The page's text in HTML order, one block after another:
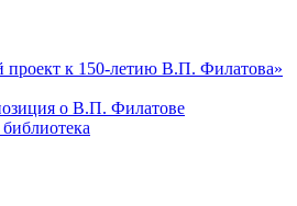
к 150-летию В.П. Филатова»
о В.П. Филатове